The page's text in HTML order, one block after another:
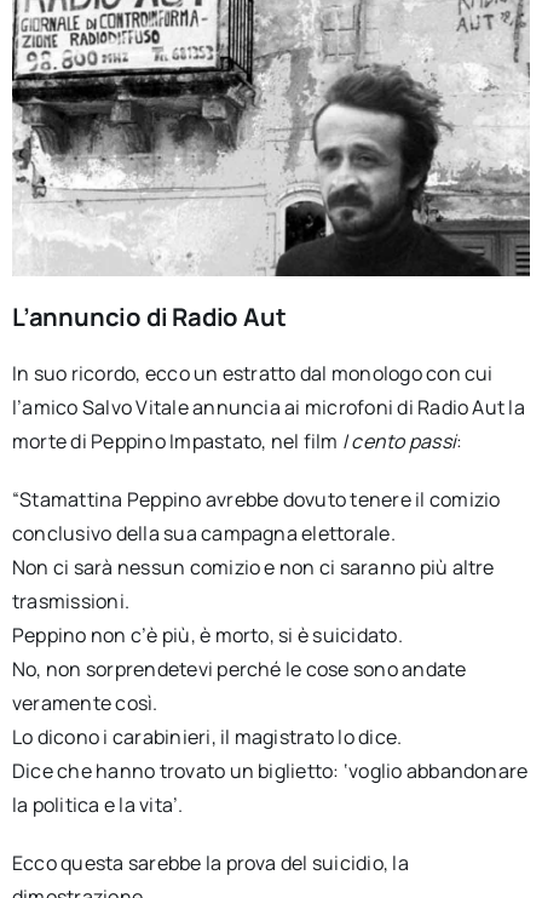
L’annuncio di Radio Aut
In suo ricordo, ecco un estratto dal monologo con cui
l’amico Salvo Vitale annuncia ai microfoni di Radio Aut la
morte di Peppino Impastato, nel film I cento passi:
“Stamattina Peppino avrebbe dovuto tenere il comizio
conclusivo della sua campagna elettorale.
Non ci sarà nessun comizio e non ci saranno più altre
trasmissioni.
Peppino non c’è più, è morto, si è suicidato.
No, non sorprendetevi perché le cose sono andate
veramente così.
Lo dicono i carabinieri, il magistrato lo dice.
Dice che hanno trovato un biglietto: ‘voglio abbandonare
la politica e la vita’.
Ecco questa sarebbe la prova del suicidio, la